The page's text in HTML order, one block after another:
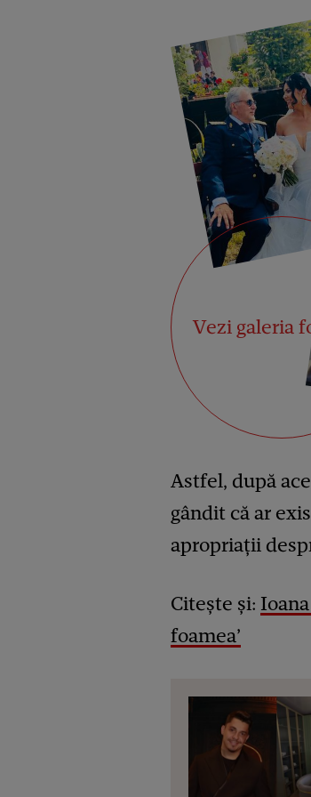
Vezi galeria
Astfel, după
gândit că ar
apropriații
Citește și:
foamea’